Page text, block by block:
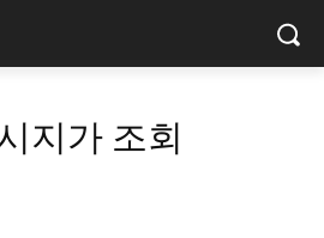
지가 조회